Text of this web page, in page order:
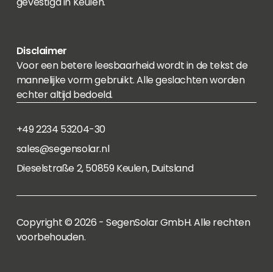
Disclaimer
Voor een betere leesbaarheid wordt in de tekst de
mannelijke vorm gebruikt. Alle geslachten worden
echter altijd bedoeld.
+49 2234 53204-30
sales@segensolar.nl
Dieselstraße 2, 50859 Keulen, Duitsland
Copyright © 2026 - SegenSolar GmbH. Alle rechten
voorbehouden.